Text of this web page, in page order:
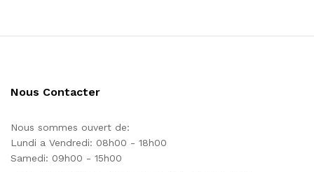
Nous Contacter
Nous sommes ouvert de:
Lundi a Vendredi: 08h00 - 18h00
Samedi: 09h00 - 15h00